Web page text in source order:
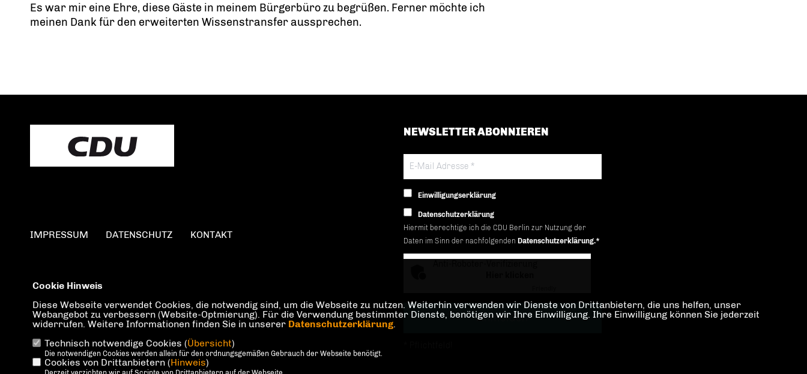
Es war mir eine Ehre, diese Gäste in meinem Bürgerbüro zu begrüßen. Ferner möchte ich
meinen Dank für den erweiterten Wissenstransfer aussprechen.
IMPRESSUM DATENSCHUTZ KONTAKT
NEWSLETTER ABONNIEREN
Einwilligungserklärung
Datenschutzerklärung
Hiermit berechtige ich die CDU Berlin zur Nutzung der
Daten im Sinn der nachfolgenden Datenschutzerklärung.*
Cookie Hinweis
Diese Webseite verwendet Cookies, die notwendig sind, um die Webseite zu nutzen. Weiterhin verwenden wir Dienste von Drittanbietern, die uns helfen, unser
Webangebot zu verbessern (Website-Optmierung). Für die Verwendung bestimmter Dienste, benötigen wir Ihre Einwilligung. Ihre Einwilligung können Sie jederzeit
widerrufen. Weitere Informationen finden Sie in unserer Datenschutzerklärung.
Technisch notwendige Cookies (Übersicht)
Die notwendigen Cookies werden allein für den ordnungsgemäßen Gebrauch der Webseite benötigt.
Cookies von Drittanbietern (Hinweis)